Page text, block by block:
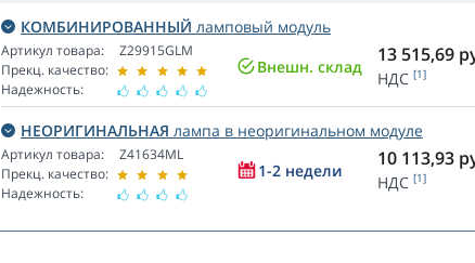
КОМБИНИРОВАННЫЙ ламповый модуль
Артикул товара:
Прекц. качество:
Надежность:
Z29915GLM
Внешн. склад
13 515,69
НДС [1]
НЕОРИГИНАЛЬНАЯ лампа в неоригинальном модуле
Артикул товара:
Прекц. качество:
Надежность:
Z41634ML
1-2 недели
10 113,93
НДС [1]